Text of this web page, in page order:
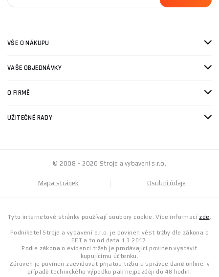
VŠE O NÁKUPU
VAŠE OBJEDNÁVKY
O FIRMĚ
UŽITEČNÉ RADY
© 2008 - 2026 Stroje a vybavení s.r.o.
Mapa stránek Osobní údaje
Tyto internetové stránky používají soubory cookie. Více informací zde .
Podnikatel Stroje a vybavení s.r.o. je povinen vést tržby dle zákona o
EET a to od data 1.3.2017.
Podle zákona o evidenci tržeb je prodávající povinen vystavit
kupujícímu účtenku.
Zároveň je povinen zaevidovat přijatou tržbu u správce daně online, v
případě technického výpadku pak nejpozději do 48 hodin.